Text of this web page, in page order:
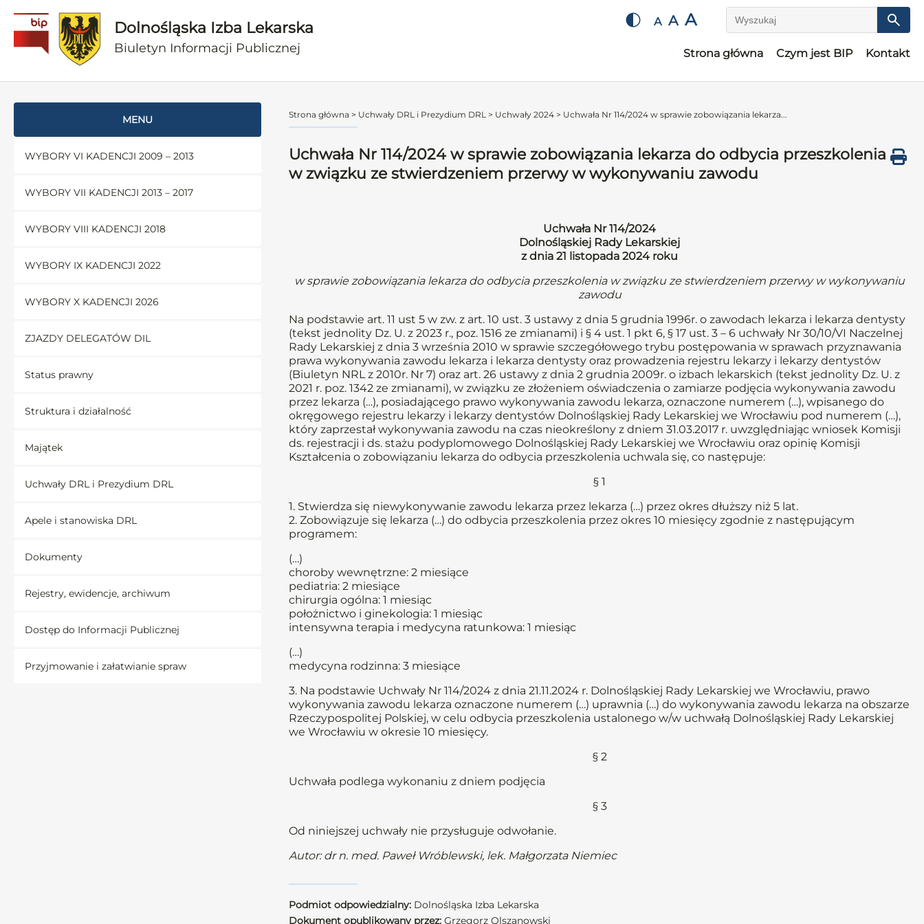
Dolnośląska Izba Lekarska
Biuletyn Informacji Publicznej
A A A Wyszukaj
Strona główna Czym jest BIP Kontakt
MENU
WYBORY VI KADENCJI 2009 – 2013
WYBORY VII KADENCJI 2013 – 2017
WYBORY VIII KADENCJI 2018
WYBORY IX KADENCJI 2022
WYBORY X KADENCJI 2026
ZJAZDY DELEGATÓW DIL
Status prawny
Struktura i działalność
Majątek
Uchwały DRL i Prezydium DRL
Apele i stanowiska DRL
Dokumenty
Rejestry, ewidencje, archiwum
Dostęp do Informacji Publicznej
Przyjmowanie i załatwianie spraw
Strona główna > Uchwały DRL i Prezydium DRL > Uchwały 2024 > Uchwała Nr 114/2024 w sprawie zobowiązania lekarza...
Uchwała Nr 114/2024 w sprawie zobowiązania lekarza do odbycia przeszkolenia
w związku ze stwierdzeniem przerwy w wykonywaniu zawodu
Uchwała Nr 114/2024
Dolnośląskiej Rady Lekarskiej
z dnia 21 listopada 2024 roku
w sprawie zobowiązania lekarza do odbycia przeszkolenia w związku ze stwierdzeniem przerwy w wykonywaniu
zawodu
Na podstawie art. 11 ust 5 w zw. z art. 10 ust. 3 ustawy z dnia 5 grudnia 1996r. o zawodach lekarza i lekarza dentysty
(tekst jednolity Dz. U. z 2023 r., poz. 1516 ze zmianami) i § 4 ust. 1 pkt 6, § 17 ust. 3 – 6 uchwały Nr 30/10/VI Naczelnej
Rady Lekarskiej z dnia 3 września 2010 w sprawie szczegółowego trybu postępowania w sprawach przyznawania
prawa wykonywania zawodu lekarza i lekarza dentysty oraz prowadzenia rejestru lekarzy i lekarzy dentystów
(Biuletyn NRL z 2010r. Nr 7) oraz art. 26 ustawy z dnia 2 grudnia 2009r. o izbach lekarskich (tekst jednolity Dz. U. z
2021 r. poz. 1342 ze zmianami), w związku ze złożeniem oświadczenia o zamiarze podjęcia wykonywania zawodu
przez lekarza (…), posiadającego prawo wykonywania zawodu lekarza, oznaczone numerem (…), wpisanego do
okręgowego rejestru lekarzy i lekarzy dentystów Dolnośląskiej Rady Lekarskiej we Wrocławiu pod numerem (…),
który zaprzestał wykonywania zawodu na czas nieokreślony z dniem 31.03.2017 r. uwzględniając wniosek Komisji
ds. rejestracji i ds. stażu podyplomowego Dolnośląskiej Rady Lekarskiej we Wrocławiu oraz opinię Komisji
Kształcenia o zobowiązaniu lekarza do odbycia przeszkolenia uchwala się, co następuje:
§ 1
1. Stwierdza się niewykonywanie zawodu lekarza przez lekarza (…) przez okres dłuższy niż 5 lat.
2. Zobowiązuje się lekarza (…) do odbycia przeszkolenia przez okres 10 miesięcy zgodnie z następującym
programem:
(…)
choroby wewnętrzne: 2 miesiące
pediatria: 2 miesiące
chirurgia ogólna: 1 miesiąc
położnictwo i ginekologia: 1 miesiąc
intensywna terapia i medycyna ratunkowa: 1 miesiąc
(…)
medycyna rodzinna: 3 miesiące
3. Na podstawie Uchwały Nr 114/2024 z dnia 21.11.2024 r. Dolnośląskiej Rady Lekarskiej we Wrocławiu, prawo
wykonywania zawodu lekarza oznaczone numerem (…) uprawnia (…) do wykonywania zawodu lekarza na obszarze
Rzeczypospolitej Polskiej, w celu odbycia przeszkolenia ustalonego w/w uchwałą Dolnośląskiej Rady Lekarskiej
we Wrocławiu w okresie 10 miesięcy.
§ 2
Uchwała podlega wykonaniu z dniem podjęcia
§ 3
Od niniejszej uchwały nie przysługuje odwołanie.
Autor: dr n. med. Paweł Wróblewski, lek. Małgorzata Niemiec
Podmiot odpowiedzialny: Dolnośląska Izba Lekarska
Dokument opublikowany przez: Grzegorz Olszanowski